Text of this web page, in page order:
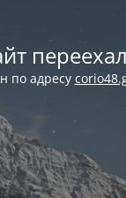
переехал
по адресу